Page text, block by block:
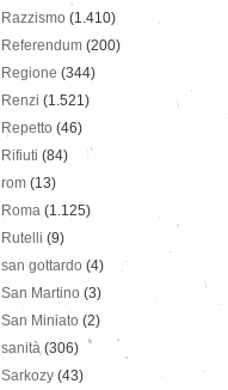
Razzismo (1.410)
Referendum (200)
Regione (344)
Renzi (1.521)
Repetto (46)
Rifiuti (84)
rom (13)
Roma (1.125)
Rutelli (9)
san gottardo (4)
San Martino (3)
San Miniato (2)
sanità (306)
Sarkozy (43)